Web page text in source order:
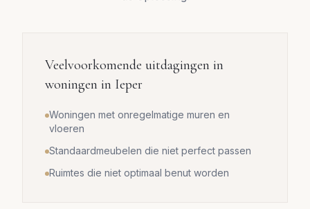
Veelvoorkomende uitdagingen in
woningen in Ieper
Woningen met onregelmatige muren en
vloeren
Standaardmeubelen die niet perfect passen
Ruimtes die niet optimaal benut worden